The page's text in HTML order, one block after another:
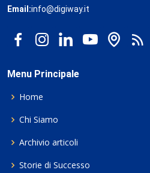
Email:info@digiway.it
Menu Principale
Home
Chi Siamo
Archivio articoli
Storie di Successo